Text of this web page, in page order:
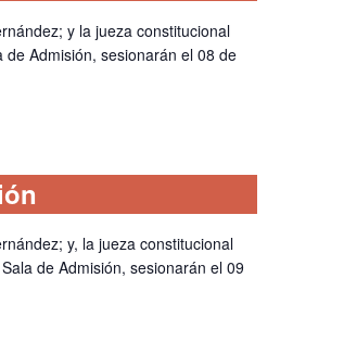
y la jueza constitucional
Admisión, sesionarán el 08 de
y, la jueza constitucional
de Admisión, sesionarán el 09